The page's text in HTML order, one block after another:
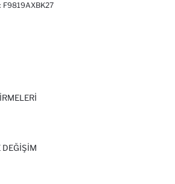
F9819AXBK27